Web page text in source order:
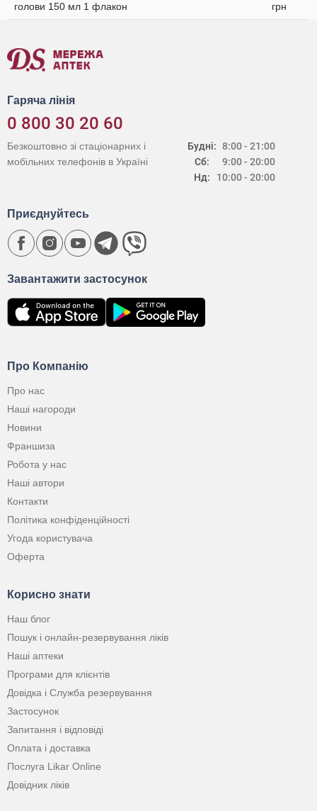
голови 150 мл 1 флакон
грн
Гаряча лінія
0 800 30 20 60
Будні:
Сб:
Нд:
8:00 - 21:00
9:00 - 20:00
10:00 - 20:00
Безкоштовно зі стаціонарних і
мобільних телефонів в Україні
Про Компанію
Про нас
Наші нагороди
Новини
Франшиза
Робота у нас
Наші автори
Контакти
Політика конфіденційності
Угода користувача
Оферта
Корисно знати
Наш блог
Пошук і онлайн-резервування ліків
Наші аптеки
Програми для клієнтів
Довідка і Служба резервування
Застосунок
Запитання і відповіді
Оплата і доставка
Послуга Likar Online
Довідник ліків
Завантажити застосунок
Приєднуйтесь